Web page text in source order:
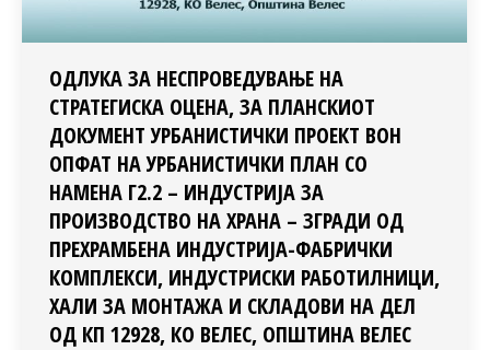
ОДЛУКА ЗА НЕСПРОВЕДУВАЊЕ НА
СТРАТЕГИСКА ОЦЕНА, ЗА ПЛАНСКИОТ
ДОКУМЕНТ УРБАНИСТИЧКИ ПРОЕКТ ВОН
ОПФАТ НА УРБАНИСТИЧКИ ПЛАН СО
НАМЕНА Г2.2 – ИНДУСТРИЈА ЗА
ПРОИЗВОДСТВО НА ХРАНА – ЗГРАДИ ОД
ПРЕХРАМБЕНА ИНДУСТРИЈА-ФАБРИЧКИ
КОМПЛЕКСИ, ИНДУСТРИСКИ РАБОТИЛНИЦИ,
ХАЛИ ЗА МОНТАЖА И СКЛАДОВИ НА ДЕЛ
ОД КП 12928, КО ВЕЛЕС, ОПШТИНА ВЕЛЕС